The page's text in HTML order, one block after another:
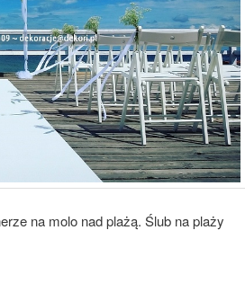
na molo nad plażą. Ślub na plaży